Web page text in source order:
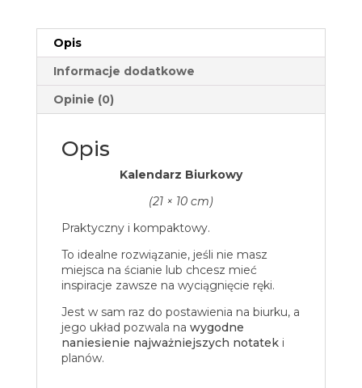
Opis
Informacje dodatkowe
Opinie (0)
Opis
Kalendarz Biurkowy
(21 × 10 cm)
Praktyczny i kompaktowy.
To idealne rozwiązanie, jeśli nie masz
miejsca na ścianie lub chcesz mieć
inspiracje zawsze na wyciągnięcie ręki.
Jest w sam raz do postawienia na biurku, a
jego układ pozwala na wygodne
naniesienie najważniejszych notateki
planów.